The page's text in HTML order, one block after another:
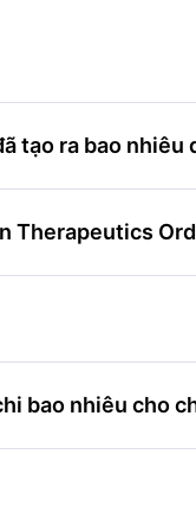
tạo ra bao nhiêu
Therapeutics
bao nhiêu cho